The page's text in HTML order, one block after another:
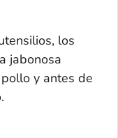
los
jabonosa
y antes de